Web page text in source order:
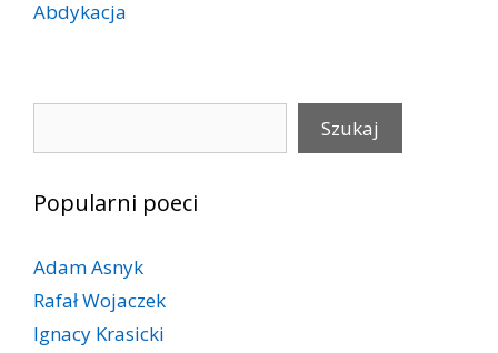
Abdykacja
Szukaj
Popularni poeci
Adam Asnyk
Rafał Wojaczek
Ignacy Krasicki